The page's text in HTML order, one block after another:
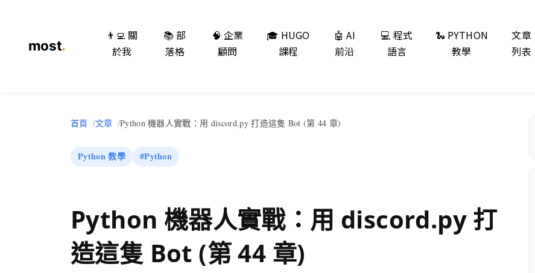
👨‍💻 關
於我
📚 部
落格
🧠 企業
顧問
🎓 HUGO
課程
🤖 AI
前沿
💻 程式
語言
🐍 PYTHON
教學
文章
列表
首頁 文章 Python 機器人實戰：用 discord.py 打造這隻 Bot (第 44 章)
Python 教學 #Python
Python 機器人實戰：用 discord.py 打
造這隻 Bot (第 44 章)